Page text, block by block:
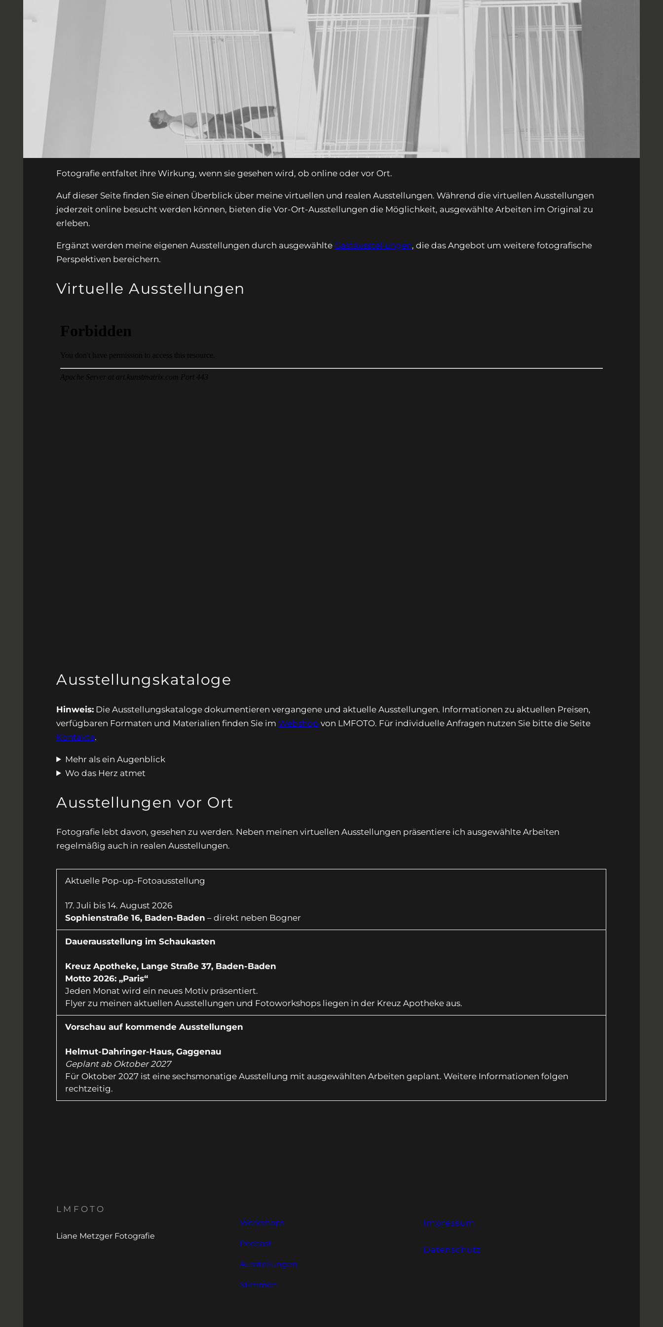
Fotografie entfaltet ihre Wirkung, wenn sie gesehen wird, ob online oder vor Ort.
Auf dieser Seite finden Sie einen Überblick über meine virtuellen und realen Ausstellungen. Während die virtuellen Ausstellungen
jederzeit online besucht werden können, bieten die Vor-Ort-Ausstellungen die Möglichkeit, ausgewählte Arbeiten im Original zu
erleben.
Ergänzt werden meine eigenen Ausstellungen durch ausgewählte Gastausstellungen, die das Angebot um weitere fotografische
Perspektiven bereichern.
Virtuelle Ausstellungen
Ausstellungskataloge
Hinweis: Die Ausstellungskataloge dokumentieren vergangene und aktuelle Ausstellungen. Informationen zu aktuellen Preisen,
verfügbaren Formaten und Materialien finden Sie imWebshop von LMFOTO. Für individuelle Anfragen nutzen Sie bitte die Seite
Kontakte.
Mehr als ein Augenblick
Wo das Herz atmet
Ausstellungen vor Ort
Fotografie lebt davon, gesehen zu werden. Neben meinen virtuellen Ausstellungen präsentiere ich ausgewählte Arbeiten
regelmäßig auch in realen Ausstellungen.
Aktuelle Pop-up-Fotoausstellung
17. Juli bis 14. August 2026
Sophienstraße 16, Baden-Baden – direkt neben Bogner
Dauerausstellung im Schaukasten
Kreuz Apotheke, Lange Straße 37, Baden-Baden
Motto 2026: „Paris“
Jeden Monat wird ein neues Motiv präsentiert.
Flyer zu meinen aktuellen Ausstellungen und Fotoworkshops liegen in der Kreuz Apotheke aus.
Vorschau auf kommende Ausstellungen
Helmut-Dahringer-Haus, Gaggenau
Geplant ab Oktober 2027
Für Oktober 2027 ist eine sechsmonatige Ausstellung mit ausgewählten Arbeiten geplant. Weitere Informationen folgen
rechtzeitig.
LMFOTO
Liane Metzger Fotografie
Workshops
Podcast
Ausstellungen
Stimmen
Impressum
Datenschutz